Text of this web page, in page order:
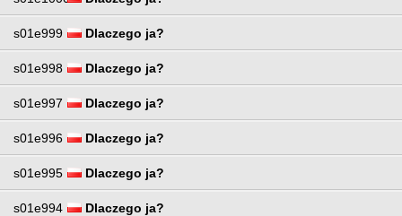
s01e999 Dlaczego ja?
s01e998 Dlaczego ja?
s01e997 Dlaczego ja?
s01e996 Dlaczego ja?
s01e995 Dlaczego ja?
s01e994 Dlaczego ja?